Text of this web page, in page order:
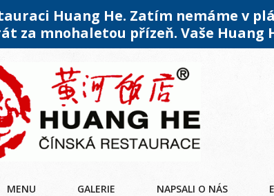
Huang He. Zatím nemáme v
za mnohaletou přízeň. Vaše Huang
MENU GALERIE NAPSALI O NÁS